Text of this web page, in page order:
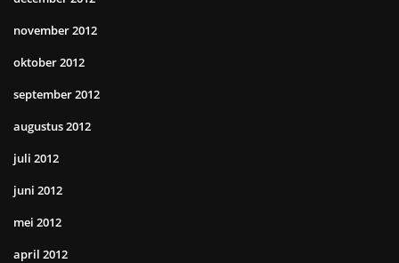
november 2012
oktober 2012
september 2012
augustus 2012
juli 2012
juni 2012
mei 2012
april 2012